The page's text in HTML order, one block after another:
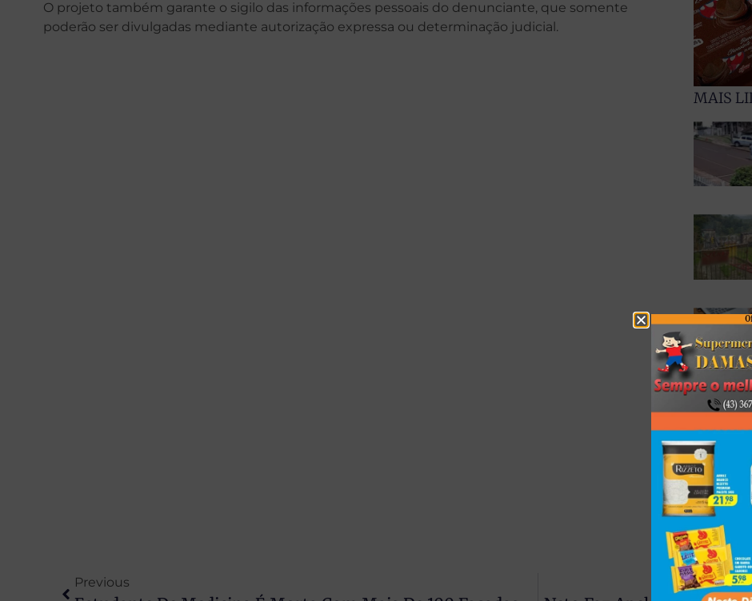
O projeto também garante o sigilo das informações pessoais do denunciante, que somente
poderão ser divulgadas mediante autorização expressa ou determinação judicial.
MAIS
Previous